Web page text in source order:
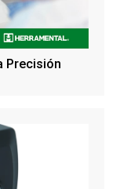
Precisión